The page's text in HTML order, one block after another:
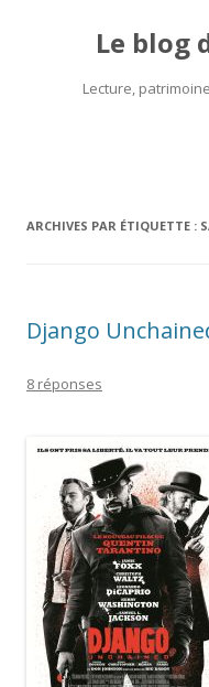
Le blog
Lecture,
ARCHIVES PAR ÉTIQUETTE :
Django
8 réponses